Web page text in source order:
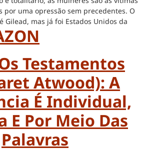
por uma opressão sem precedentes. O
Gilead, mas já foi Estados Unidos da
Testamentos
Atwood): A
É Individual,
E Por Meio Das
Palavras